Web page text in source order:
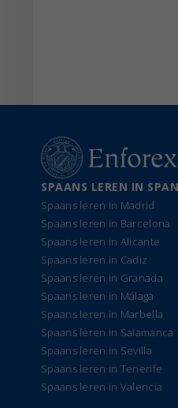
SPAANS LEREN IN
Spaans leren in Madrid
Spaans leren in Barcelona
Spaans leren in Alicante
Spaans leren in Cadiz
Spaans leren in Granada
Spaans leren in Málaga
Spaans leren in Marbella
Spaans leren in Salamanca
Spaans leren in Sevilla
Spaans leren in Tenerife
Spaans leren in Valencia